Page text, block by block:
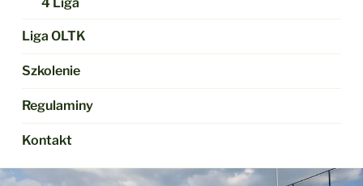
Liga OLTK
Szkolenie
Regulaminy
Kontakt